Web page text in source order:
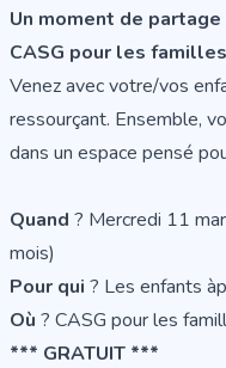
Un moment de
CASG pour les
Venez avec votre/vos
ressourçant. Ensemble,
dans un espace pensé
Quand ? Mercredi 11
mois)
Pour qui ? Les enfants
Où ? CASG pour les
*** GRATUIT ***